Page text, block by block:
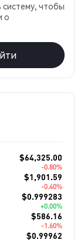
систему, чтобы
о
$64,325.00
-0.80%
$1,901.59
-0.40%
$0.999283
+0.00%
$586.16
-1.60%
$0.99962